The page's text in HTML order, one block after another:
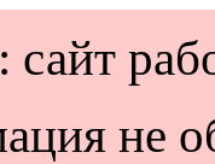
сайт
не